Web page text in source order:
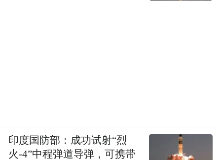
印度国防部：成功试射“烈
火-4”中程弹道导弹，可携带